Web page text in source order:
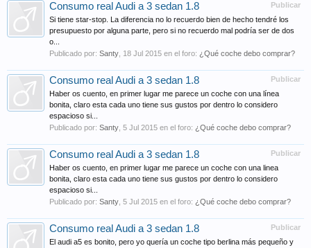
Publicar
Consumo real Audi a 3 sedan 1.8
Si tiene star-stop. La diferencia no lo recuerdo bien de hecho tendré los
presupuesto por alguna parte, pero si no recuerdo mal podría ser de dos
o...
Publicado por: Santy 18 Jul 2015 en el foro: ¿Qué coche debo comprar?
Publicar
Consumo real Audi a 3 sedan 1.8
Haber os cuento, en primer lugar me parece un coche con una línea
bonita, claro esta cada uno tiene sus gustos por dentro lo considero
espacioso si...
Publicado por: Santy 5 Jul 2015 en el foro: ¿Qué coche debo comprar?
Publicar
Consumo real Audi a 3 sedan 1.8
Haber os cuento, en primer lugar me parece un coche con una linea
bonita, claro esta cada uno tiene sus gustos por dentro lo considero
espacioso si...
Publicado por: Santy 5 Jul 2015 en el foro: ¿Qué coche debo comprar?
Publicar
Consumo real Audi a 3 sedan 1.8
El audi a5 es bonito, pero yo quería un coche tipo berlina más pequeño y